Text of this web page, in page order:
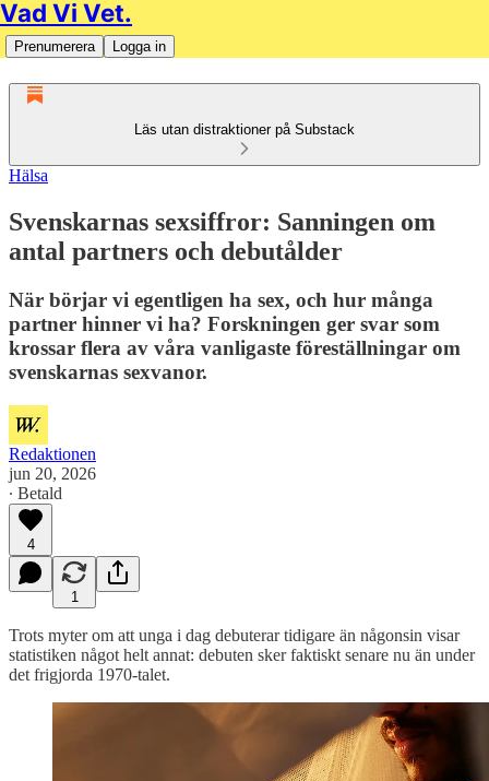
Vad Vi Vet.
Prenumerera Logga in
Läs utan distraktioner på Substack
Hälsa
Svenskarnas sexsiffror: Sanningen om
antal partners och debutålder
När börjar vi egentligen ha sex, och hur många
partner hinner vi ha? Forskningen ger svar som
krossar flera av våra vanligaste föreställningar om
svenskarnas sexvanor.
Redaktionen
jun 20, 2026
∙ Betald
4
1
Trots myter om att unga i dag debuterar tidigare än någonsin visar
statistiken något helt annat: debuten sker faktiskt senare nu än under
det frigjorda 1970-talet.